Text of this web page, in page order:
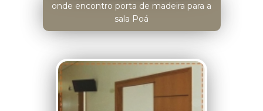
onde encontro porta de madeira para a
sala Poá